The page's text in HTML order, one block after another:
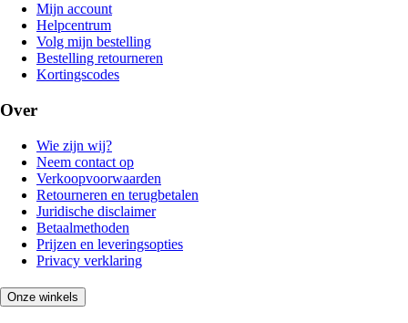
Mijn account
Helpcentrum
Volg mijn bestelling
Bestelling retourneren
Kortingscodes
Over
Wie zijn wij?
Neem contact op
Verkoopvoorwaarden
Retourneren en terugbetalen
Juridische disclaimer
Betaalmethoden
Prijzen en leveringsopties
Privacy verklaring
Onze winkels